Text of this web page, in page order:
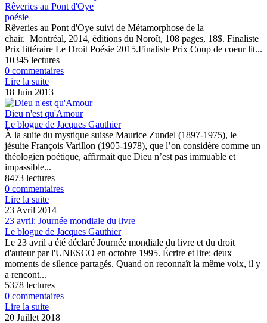
Rêveries au Pont d'Oye
poésie
Rêveries au Pont d'Oye suivi de Métamorphose de la
chair. Montréal, 2014, éditions du Noroît, 108 pages, 18$. Finaliste
Prix littéraire Le Droit Poésie 2015.Finaliste Prix Coup de coeur lit...
10345 lectures
0 commentaires
Lire la suite
18 Juin 2013
Dieu n'est qu'Amour
Le blogue de Jacques Gauthier
À la suite du mystique suisse Maurice Zundel (1897-1975), le
jésuite François Varillon (1905-1978), que l’on considère comme un
théologien poétique, affirmait que Dieu n’est pas immuable et
impassible...
8473 lectures
0 commentaires
Lire la suite
23 Avril 2014
23 avril: Journée mondiale du livre
Le blogue de Jacques Gauthier
Le 23 avril a été déclaré Journée mondiale du livre et du droit
d'auteur par l'UNESCO en octobre 1995. Écrire et lire: deux
moments de silence partagés. Quand on reconnaît la même voix, il y
a rencont...
5378 lectures
0 commentaires
Lire la suite
20 Juillet 2018